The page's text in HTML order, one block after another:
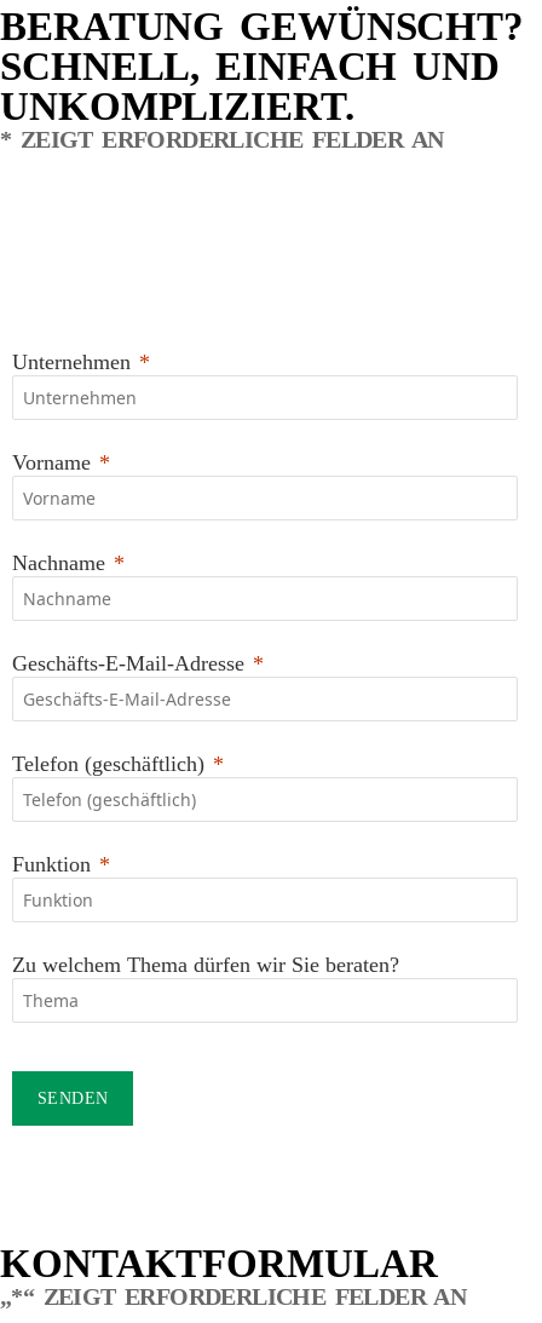
BERATUNG GEWÜNSCHT?
SCHNELL, EINFACH UND
UNKOMPLIZIERT.
* ZEIGT ERFORDERLICHE FELDER AN
Unternehmen
Vorname
Nachname
Geschäfts-E-Mail-Adresse
Telefon (geschäftlich)
Funktion
Zu welchem Thema dürfen wir Sie beraten?
SENDEN
KONTAKTFORMULAR
„*“ ZEIGT ERFORDERLICHE FELDER AN